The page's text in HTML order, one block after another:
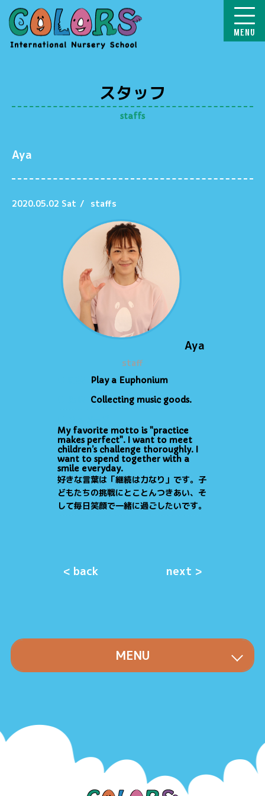
スタッフ
staffs
Aya
2020.05.02 Sat / staffs
Aya
staff
Play a Euphonium
Collecting music goods.
My favorite motto is "practice
makes perfect". I want to meet
children’s challenge thoroughly. I
want to spend together with a
smile everyday.
好きな言葉は「継続は力なり」です。子
どもたちの挑戦にとことんつきあい、そ
して毎日笑顔で一緒に過ごしたいです。
< back next >
MENU